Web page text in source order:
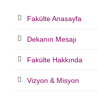
Fakülte Anasayfa
Dekanın Mesajı
Fakülte Hakkında
Vizyon & Misyon